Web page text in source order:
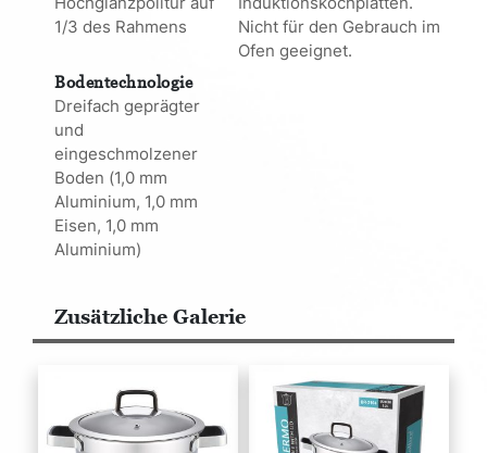
1/3 des Rahmens
Nicht für den Gebrauch im
Ofen geeignet.
Bodentechnologie
Dreifach geprägter
und
eingeschmolzener
Boden (1,0 mm
Aluminium, 1,0 mm
Eisen, 1,0 mm
Aluminium)
Zusätzliche Galerie